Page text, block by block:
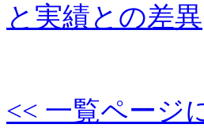
と実績との差異
<< 一覧ページ